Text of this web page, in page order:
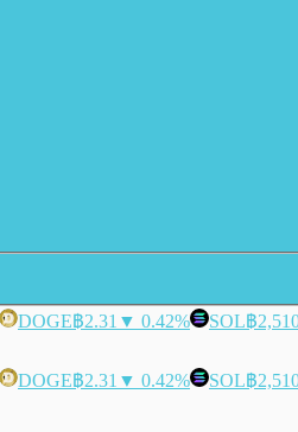
DOGE฿2.31 ▼ 0.42% SOL฿
DOGE฿2.31 ▼ 0.42% SOL฿